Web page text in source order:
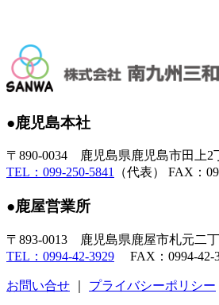
●鹿児島本社
〒890-0034 鹿児島県鹿児島市田上2
TEL：099-250-5841
（代表） FAX：
●鹿屋営業所
〒893-0013 鹿児島県鹿屋市札元二
TEL：0994-42-3929 FAX：0994-42-
お問い合せ プライバシーポリシー